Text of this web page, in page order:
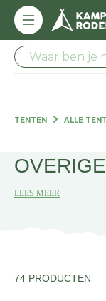
TENTEN ALLE
LEES MEER
74 PRODUCTEN